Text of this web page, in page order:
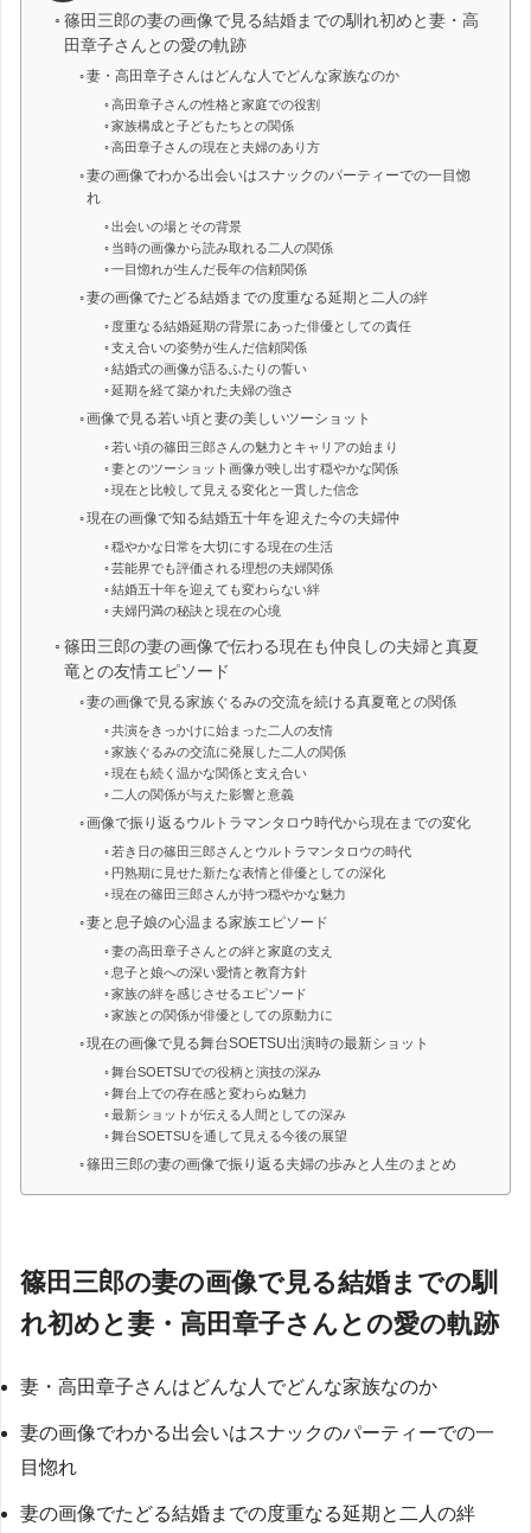
篠田三郎の妻の画像で見る結婚までの馴れ初めと妻・高
田章子さんとの愛の軌跡
妻・高田章子さんはどんな人でどんな家族なのか
高田章子さんの性格と家庭での役割
家族構成と子どもたちとの関係
高田章子さんの現在と夫婦のあり方
妻の画像でわかる出会いはスナックのパーティーでの一目惚
れ
出会いの場とその背景
当時の画像から読み取れる二人の関係
一目惚れが生んだ長年の信頼関係
妻の画像でたどる結婚までの度重なる延期と二人の絆
度重なる結婚延期の背景にあった俳優としての責任
支え合いの姿勢が生んだ信頼関係
結婚式の画像が語るふたりの誓い
延期を経て築かれた夫婦の強さ
画像で見る若い頃と妻の美しいツーショット
若い頃の篠田三郎さんの魅力とキャリアの始まり
妻とのツーショット画像が映し出す穏やかな関係
現在と比較して見える変化と一貫した信念
現在の画像で知る結婚五十年を迎えた今の夫婦仲
穏やかな日常を大切にする現在の生活
芸能界でも評価される理想の夫婦関係
結婚五十年を迎えても変わらない絆
夫婦円満の秘訣と現在の心境
篠田三郎の妻の画像で伝わる現在も仲良しの夫婦と真夏
竜との友情エピソード
妻の画像で見る家族ぐるみの交流を続ける真夏竜との関係
共演をきっかけに始まった二人の友情
家族ぐるみの交流に発展した二人の関係
現在も続く温かな関係と支え合い
二人の関係が与えた影響と意義
画像で振り返るウルトラマンタロウ時代から現在までの変化
若き日の篠田三郎さんとウルトラマンタロウの時代
円熟期に見せた新たな表情と俳優としての深化
現在の篠田三郎さんが持つ穏やかな魅力
妻と息子娘の心温まる家族エピソード
妻の高田章子さんとの絆と家庭の支え
息子と娘への深い愛情と教育方針
家族の絆を感じさせるエピソード
家族との関係が俳優としての原動力に
現在の画像で見る舞台SOETSU出演時の最新ショット
舞台SOETSUでの役柄と演技の深み
舞台上での存在感と変わらぬ魅力
最新ショットが伝える人間としての深み
舞台SOETSUを通して見える今後の展望
篠田三郎の妻の画像で振り返る夫婦の歩みと人生のまとめ
篠田三郎の妻の画像で見る結婚までの馴
れ初めと妻・高田章子さんとの愛の軌跡
妻・高田章子さんはどんな人でどんな家族なのか
妻の画像でわかる出会いはスナックのパーティーでの一
目惚れ
妻の画像でたどる結婚までの度重なる延期と二人の絆